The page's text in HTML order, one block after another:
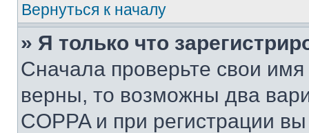
Вернуться к началу
» Я только что
Сначала проверьте свои
верны, то возможны два
COPPA и при регистрации